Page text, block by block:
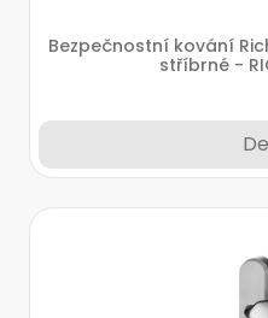
Bezpečnostní kování
stříbrné -